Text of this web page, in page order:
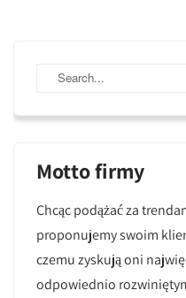
Motto firmy
Chcąc podążać za
proponujemy swoim
czemu zyskują oni
odpowiednio